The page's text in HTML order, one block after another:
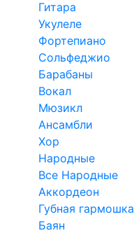
Гитара
Укулеле
Фортепиано
Сольфеджио
Барабаны
Вокал
Мюзикл
Ансамбли
Хор
Народные
Все Народные
Аккордеон
Губная гармошка
Баян